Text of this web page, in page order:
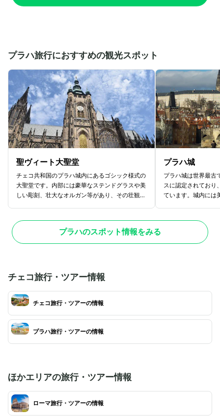
プラハ旅行におすすめの観光スポット
聖ヴィート大聖堂
チェコ共和国のプラハ城内にあるゴシック様式の
大聖堂です。内部には豪華なステンドグラスや美
しい彫刻、壮大なオルガン等があり、その壮観な
す。城の敷地内に聖ヴィート大聖堂があり、チェ
コでもっとも大きい教会なんだとか。教会内の天
井はとても高く、ステンドグラスの美しさに圧倒
わ目立っているのでぜひ見てみてくださいね。
プラハ城
プラハ城は世界最古
スに認定されており
ています。城内には
れ、とても美しい
プラハ城は観光の
かじめ予約しておく
ドイッチやデザート
プラハのスポット情報をみる
チェコ旅行・ツアー情報
チェコ旅行・ツアーの情報
プラハ旅行・ツアーの情報
ほかエリアの旅行・ツアー情報
ローマ旅行・ツアーの情報